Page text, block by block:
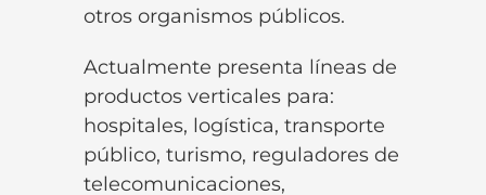
otros organismos públicos.
Actualmente presenta líneas de
productos verticales para:
hospitales, logística, transporte
público, turismo, reguladores de
telecomunicaciones,